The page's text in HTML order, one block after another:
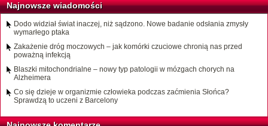
Najnowsze wiadomości
Dodo widział świat inaczej, niż sądzono. Nowe badanie odsłania zmysły
wymarłego ptaka
Zakażenie dróg moczowych – jak komórki czuciowe chronią nas przed
poważną infekcją
Blaszki mitochondrialne – nowy typ patologii w mózgach chorych na
Alzheimera
Co się dzieje w organizmie człowieka podczas zaćmienia Słońca?
Sprawdzą to uczeni z Barcelony